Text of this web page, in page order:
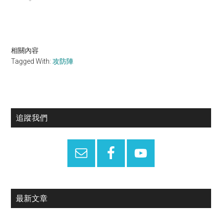
相關內容
Tagged With:攻防陣
Primary
追蹤我們
最新文章